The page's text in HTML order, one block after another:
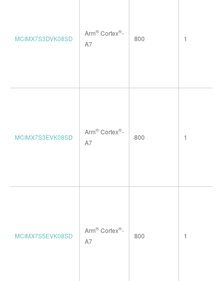
MCIMX7S3DVK08SD
Arm® Cortex®-
A7
800 1
MCIMX7S3EVK08SD
Arm® Cortex®-
A7
800 1
MCIMX7S5EVK08SD
Arm® Cortex®-
A7
800 1